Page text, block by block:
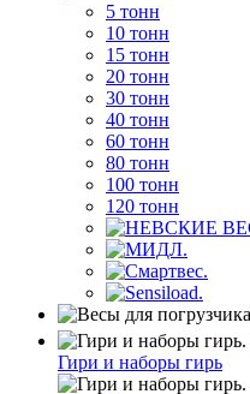
5 тонн
10 тонн
15 тонн
20 тонн
30 тонн
40 тонн
60 тонн
80 тонн
100 тонн
120 тонн
Гири и наборы гирь